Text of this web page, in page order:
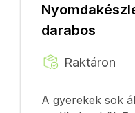
darabos
Raktáron
A gyerekek sok